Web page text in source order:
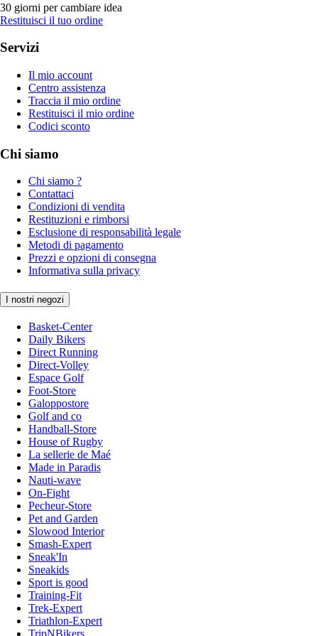
30 giorni per cambiare idea
Restituisci il tuo ordine
Servizi
Il mio account
Centro assistenza
Traccia il mio ordine
Restituisci il mio ordine
Codici sconto
Chi siamo
Chi siamo ?
Contattaci
Condizioni di vendita
Restituzioni e rimborsi
Esclusione di responsabilità legale
Metodi di pagamento
Prezzi e opzioni di consegna
Informativa sulla privacy
I nostri negozi
Basket-Center
Daily Bikers
Direct Running
Direct-Volley
Espace Golf
Foot-Store
Galoppostore
Golf and co
Handball-Store
House of Rugby
La sellerie de Maé
Made in Paradis
Nauti-wave
On-Fight
Pecheur-Store
Pet and Garden
Slowood Interior
Smash-Expert
Sneak'In
Sneakids
Sport is good
Training-Fit
Trek-Expert
Triathlon-Expert
TripNBikers